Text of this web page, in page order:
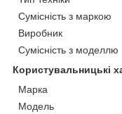
Сумісність з маркою
Виробник
Сумісність з моделлю
Користувальницькі
Марка
Модель